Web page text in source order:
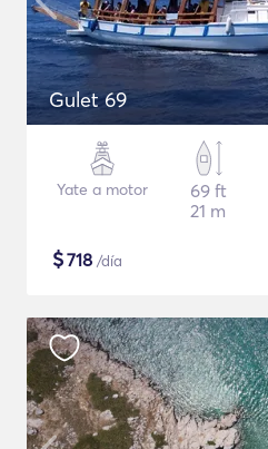
Gulet 69
Yate a motor
69 ft
21 m
$718 /día